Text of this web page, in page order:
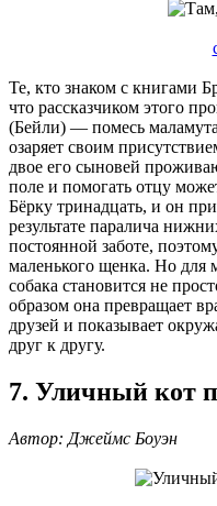
Те, кто знаком с книгами
что рассказчиком этого
(Бейли) — помесь
озаряет своим
двое его сыновей
поле и помогать отцу
Бёрку тринадцать, и он
результате паралича
постоянной заботе,
маленького щенка. Но для
собака становится не
образом она превращает
друзей и показывает
друг к другу.
7. Уличный кот
Автор: Джеймс Боуэн